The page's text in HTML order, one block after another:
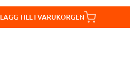
LÄGG TILL I VARUKORGEN